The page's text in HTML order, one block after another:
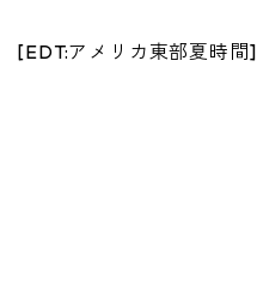
アメリカ東部夏時間]